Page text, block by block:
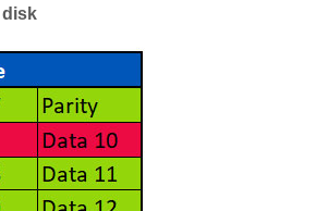
disk